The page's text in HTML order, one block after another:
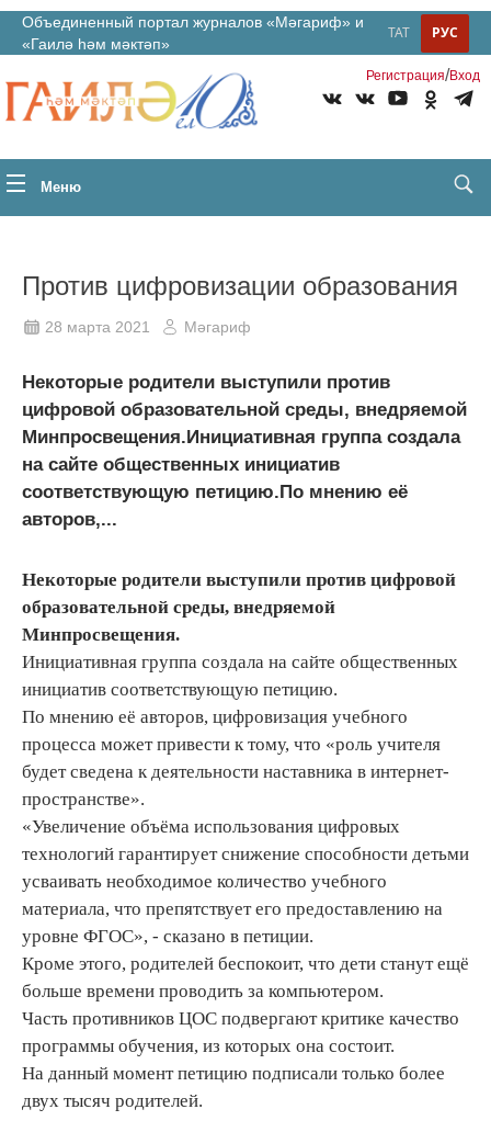
Объединенный портал журналов «Мәгариф» и
«Гаилә һәм мәктәп»
РУС
ТАТ
Регистрация/Вход
Меню
Против цифровизации образования
28 марта 2021 Мәгариф
Некоторые родители выступили против
цифровой образовательной среды, внедряемой
Минпросвещения.Инициативная группа создала
на сайте общественных инициатив
соответствующую петицию.По мнению её
авторов,...
Некоторые родители выступили против цифровой
образовательной среды, внедряемой
Минпросвещения.
Инициативная группа создала на сайте общественных
инициатив соответствующую петицию.
По мнению её авторов, цифровизация учебного
процесса может привести к тому, что «роль учителя
будет сведена к деятельности наставника в интернет-
пространстве».
«Увеличение объёма использования цифровых
технологий гарантирует снижение способности детьми
усваивать необходимое количество учебного
материала, что препятствует его предоставлению на
уровне ФГОС», - сказано в петиции.
Кроме этого, родителей беспокоит, что дети станут ещё
больше времени проводить за компьютером.
Часть противников ЦОС подвергают критике качество
программы обучения, из которых она состоит.
На данный момент петицию подписали только более
двух тысяч родителей.